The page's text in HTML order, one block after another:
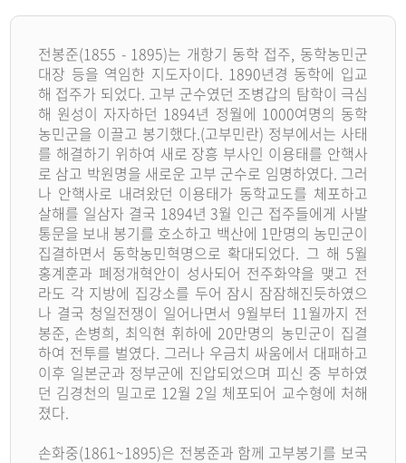
전봉준(1855 - 1895)는 개항기 동학 접주, 동학농민군
대장 등을 역임한 지도자이다. 1890년경 동학에 입교
해 접주가 되었다. 고부 군수였던 조병갑의 탐학이 극심
해 원성이 자자하던 1894년 정월에 1000여명의 동학
농민군을 이끌고 봉기했다.(고부민란) 정부에서는 사태
를 해결하기 위하여 새로 장흥 부사인 이용태를 안핵사
로 삼고 박원명을 새로운 고부 군수로 임명하였다. 그러
나 안핵사로 내려왔던 이용태가 동학교도를 체포하고
살해를 일삼자 결국 1894년 3월 인근 접주들에게 사발
통문을 보내 봉기를 호소하고 백산에 1만명의 농민군이
집결하면서 동학농민혁명으로 확대되었다. 그 해 5월
홍계훈과 폐정개혁안이 성사되어 전주화약을 맺고 전
라도 각 지방에 집강소를 두어 잠시 잠잠해진듯하였으
나 결국 청일전쟁이 일어나면서 9월부터 11월까지 전
봉준, 손병희, 최익현 휘하에 20만명의 농민군이 집결
하여 전투를 벌였다. 그러나 우금치 싸움에서 대패하고
이후 일본군과 정부군에 진압되었으며 피신 중 부하였
던 김경천의 밀고로 12월 2일 체포되어 교수형에 처해
졌다.
손화중(1861~1895)은 전봉준과 함께 고부봉기를 보국